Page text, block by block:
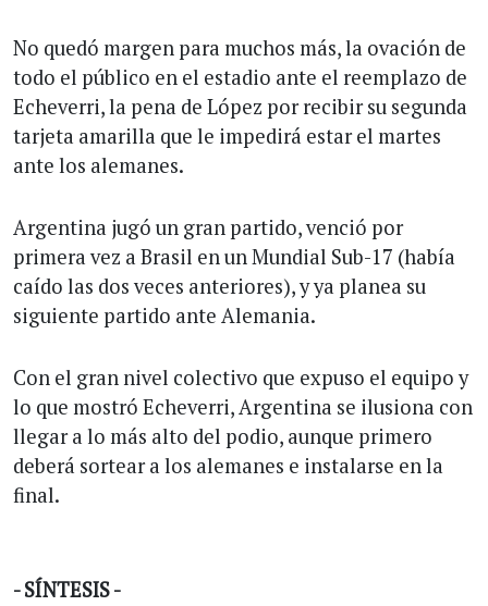
No quedó margen para muchos más, la ovación de
todo el público en el estadio ante el reemplazo de
Echeverri, la pena de López por recibir su segunda
tarjeta amarilla que le impedirá estar el martes
ante los alemanes.
Argentina jugó un gran partido, venció por
primera vez a Brasil en un Mundial Sub-17 (había
caído las dos veces anteriores), y ya planea su
siguiente partido ante Alemania.
Con el gran nivel colectivo que expuso el equipo y
lo que mostró Echeverri, Argentina se ilusiona con
llegar a lo más alto del podio, aunque primero
deberá sortear a los alemanes e instalarse en la
final.
- SÍNTESIS -